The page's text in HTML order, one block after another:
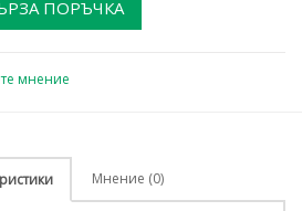
ПОРЪЧКА
мнение
Мнение (0)